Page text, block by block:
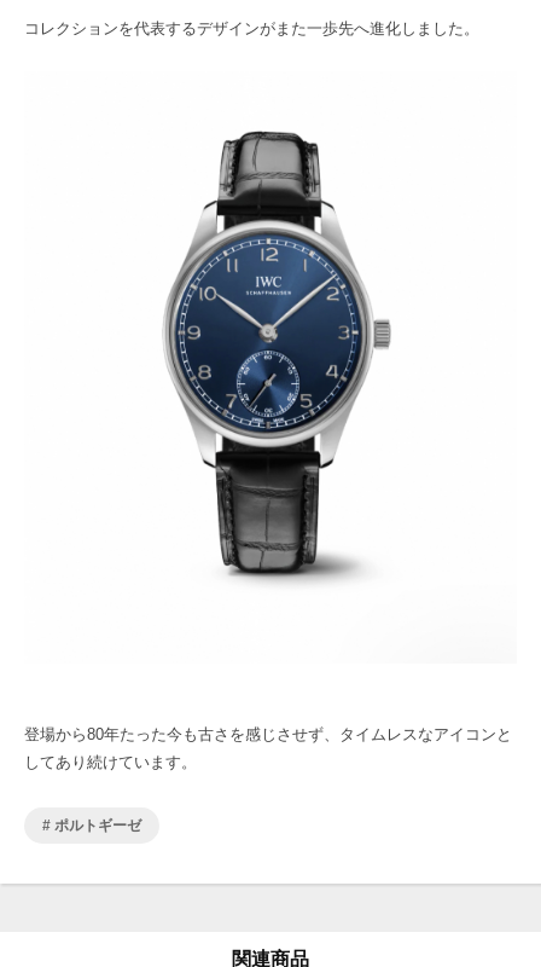
コレクションを代表するデザインがまた一歩先へ進化しました。
登場から80年たった今も古さを感じさせず、タイムレスなアイコンと
してあり続けています。
ポルトギーゼ
関連商品